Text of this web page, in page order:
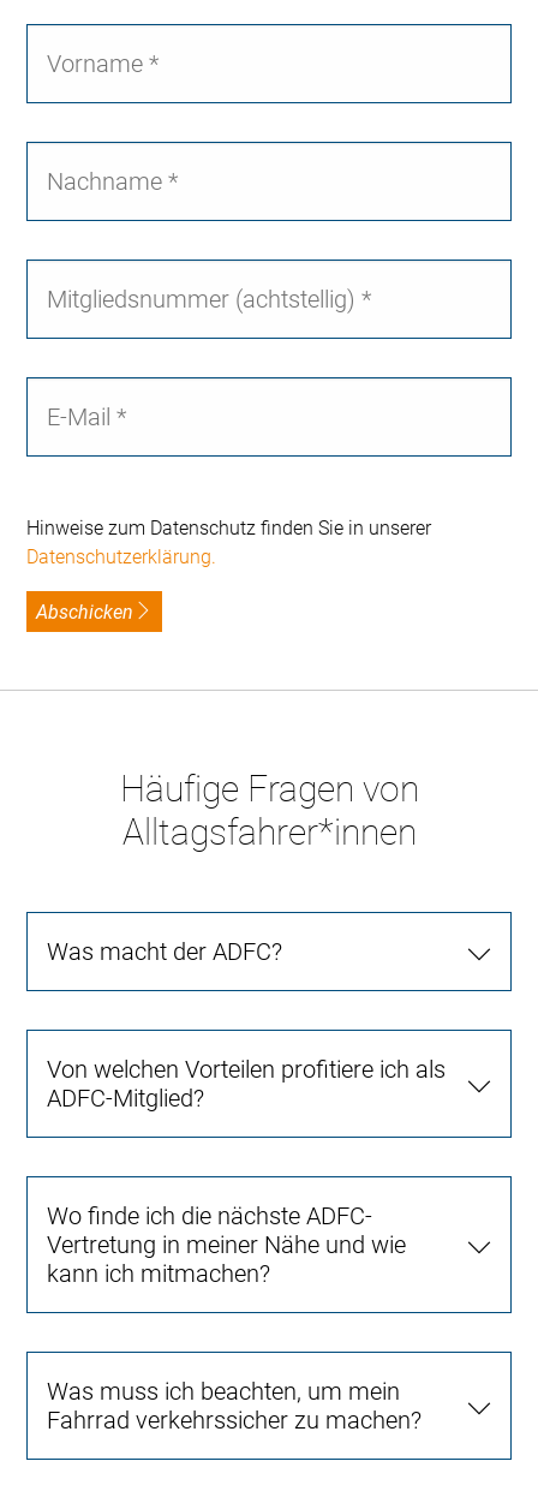
Hinweise zum Datenschutz finden Sie in unserer
Datenschutzerklärung.
Abschicken
Häufige Fragen von
Alltagsfahrer*innen
Was macht der ADFC?
Von welchen Vorteilen profitiere ich als
ADFC-Mitglied?
Wo finde ich die nächste ADFC-
Vertretung in meiner Nähe und wie
kann ich mitmachen?
Was muss ich beachten, um mein
Fahrrad verkehrssicher zu machen?